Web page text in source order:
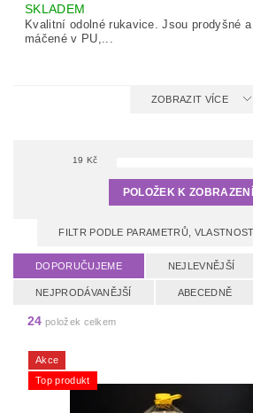
SKLADEM
Kvalitní odolné rukavice. Jsou prodyšné
máčené v PU,...
ZOBRAZIT VÍCE
19 Kč
POLOŽEK K
FILTR PODLE PARAMETRŮ,
DOPORUČUJEME NEJLEVNĚJŠÍ
NEJPRODÁVANĚJŠÍ ABECEDNĚ
24 položek celkem
Akce
Top produkt